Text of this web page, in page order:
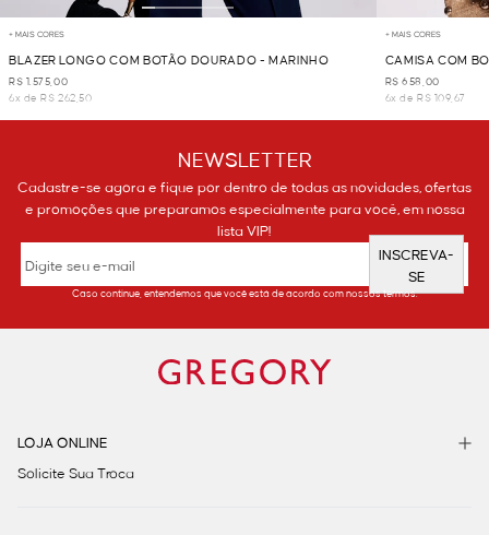
+ MAIS CORES
BLAZER LONGO COM BOTÃO DOURADO - MARINHO
R$ 1.575,00
6x de R$ 262,50
+ MAIS CORES
CAMISA COM
R$ 658,00
6x de R$ 109,67
NEWSLETTER
Cadastre-se agora e fique por dentro de todas as novidades, ofertas
e promoções que preparamos especialmente para você, em nossa
lista VIP!
INSCREVA-
SE
Caso continue, entendemos que você está de acordo com nossos termos.
LOJA ONLINE
Solicite Sua Troca